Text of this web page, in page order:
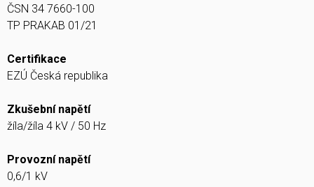
ČSN 34 7660-100
TP PRAKAB 01/21
Certifikace
EZÚ Česká republika
Zkušební napětí
žíla/žíla 4 kV / 50 Hz
Provozní napětí
0,6/1 kV